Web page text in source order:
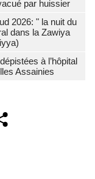
par huissier
2026: " la nuit du
dans la Zawiya
à l’hôpital
Assainies